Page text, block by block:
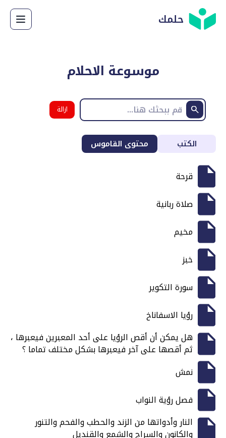
حلمك
موسوعة الاحلام
ازالة
البحث
الكتب محتوى القاموس
قرحة
صلاة ربانية
مخيم
خبز
سورة التكوير
رؤيا الاسفاناخ
هل يمكن أن أقص الرؤيا على أحد المعبرين فيعبرها ،
ثم أقصها على آخر فيعبرها بشكل مختلف تماما ؟
نمش
فصل رؤية النواب
النار وأدواتها من الزند والحطب والفحم والتنور
والكانون والسراج والشمع والقنديل